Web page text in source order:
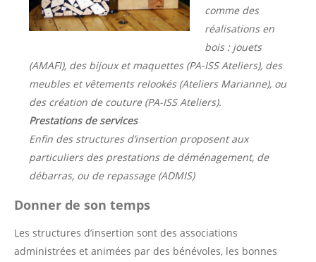
comme des
réalisations en
bois : jouets
(AMAFI), des bijoux et maquettes (PA-ISS Ateliers), des
meubles et vêtements relookés (Ateliers Marianne), ou
des création de couture (PA-ISS Ateliers).
Prestations de services
Enfin des structures d’insertion proposent aux
particuliers des prestations de déménagement, de
débarras, ou de repassage (ADMIS)
Donner de son temps
Les structures d’insertion sont des associations
administrées et animées par des bénévoles, les bonnes